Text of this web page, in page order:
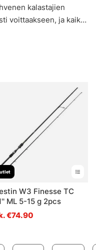
kalastajien
voittaakseen, ja kaikki
tulostaulukon
W3 Finesse TC
ML 5-15 g 2pcs
€74.90